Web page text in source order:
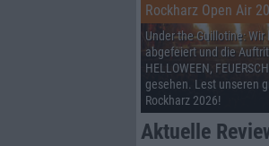
Rockharz Open Air
Under the Guillotine: Wir
abgefeiert und die
HELLOWEEN,
gesehen. Lest unseren
Rockharz 2026!
Aktuelle